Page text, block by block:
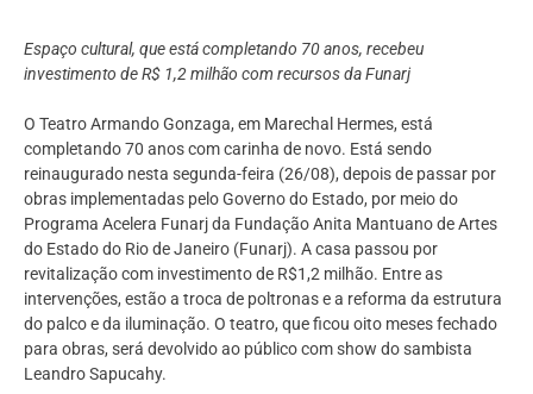
Espaço cultural, que está completando 70 anos, recebeu
investimento de R$ 1,2 milhão com recursos da Funarj
O Teatro Armando Gonzaga, em Marechal Hermes, está
completando 70 anos com carinha de novo. Está sendo
reinaugurado nesta segunda-feira (26/08), depois de passar por
obras implementadas pelo Governo do Estado, por meio do
Programa Acelera Funarj da Fundação Anita Mantuano de Artes
do Estado do Rio de Janeiro (Funarj). A casa passou por
revitalização com investimento de R$1,2 milhão. Entre as
intervenções, estão a troca de poltronas e a reforma da estrutura
do palco e da iluminação. O teatro, que ficou oito meses fechado
para obras, será devolvido ao público com show do sambista
Leandro Sapucahy.